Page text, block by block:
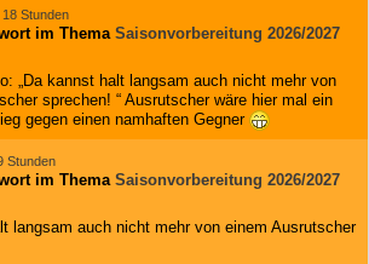
18 Stunden
im Thema Saisonvorbereitung 2026/2027
„Da kannst halt langsam auch nicht mehr von
sprechen! “ Ausrutscher wäre hier mal ein
gegen einen namhaften Gegner
Stunden
im Thema Saisonvorbereitung 2026/2027
langsam auch nicht mehr von einem Ausrutscher